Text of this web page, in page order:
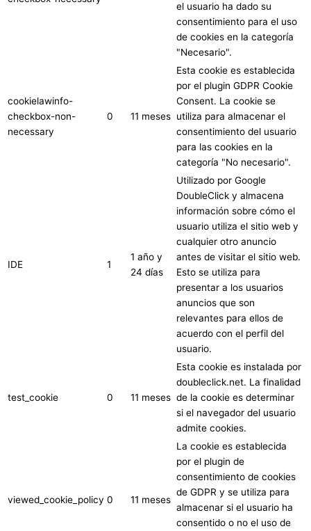
el usuario ha dado su
consentimiento para el uso
de cookies en la categoría
"Necesario".
cookielawinfo-
checkbox-non-
necessary
0 11 meses
Esta cookie es establecida
por el plugin GDPR Cookie
Consent. La cookie se
utiliza para almacenar el
consentimiento del usuario
para las cookies en la
categoría "No necesario".
IDE 1
1 año y
24 días
Utilizado por Google
DoubleClick y almacena
información sobre cómo el
usuario utiliza el sitio web y
cualquier otro anuncio
antes de visitar el sitio web.
Esto se utiliza para
presentar a los usuarios
anuncios que son
relevantes para ellos de
acuerdo con el perfil del
usuario.
test_cookie 0 11 meses
Esta cookie es instalada por
doubleclick.net. La finalidad
de la cookie es determinar
si el navegador del usuario
admite cookies.
viewed_cookie_policy 0 11 meses
La cookie es establecida
por el plugin de
consentimiento de cookies
de GDPR y se utiliza para
almacenar si el usuario ha
consentido o no el uso de